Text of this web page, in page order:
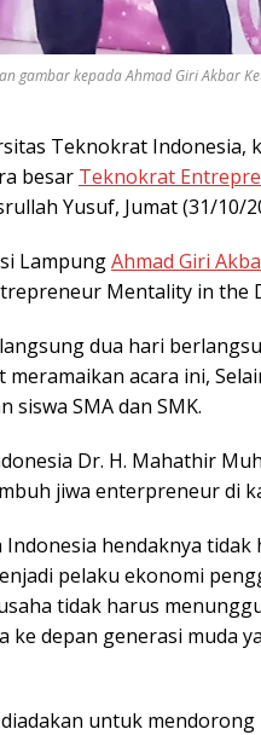
gambar kepada Ahmad Giri Akbar
Teknokrat Indonesia,
besar Teknokrat
Yusuf, Jumat (31/10/
LampungAhmad Giri
Mentality in the
dua hari
acara ini,
SMA dan SMK.
Dr. H. Mahathir
jiwa enterpreneur di
hendaknya tidak
pelaku ekonomi
tidak harus
ke depan generasi muda
untuk mendorong